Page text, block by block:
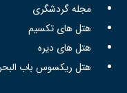
مجله گردشگری
هتل های تکسیم
هتل های دیره
هتل ریکسوس باب البحر